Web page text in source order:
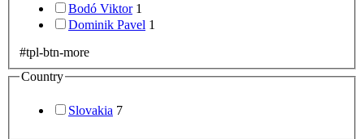
Bodó Viktor 1
Dominik Pavel 1
#tpl-btn-more
Country
Slovakia 7